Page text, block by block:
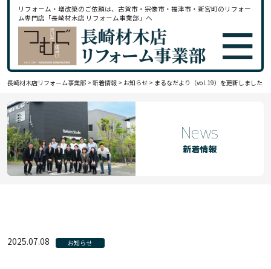
リフォーム・増改築のご依頼は、古賀市・宗像市・福津市・新宮町のリフォー
ム専門店「長崎材木店 リフォーム事業部」へ
長崎材木店リフォーム事業部 > 新着情報 > お知らせ > まるなだより（vol.19）を更新しました
News
新着情報
2025.07.08 お知らせ